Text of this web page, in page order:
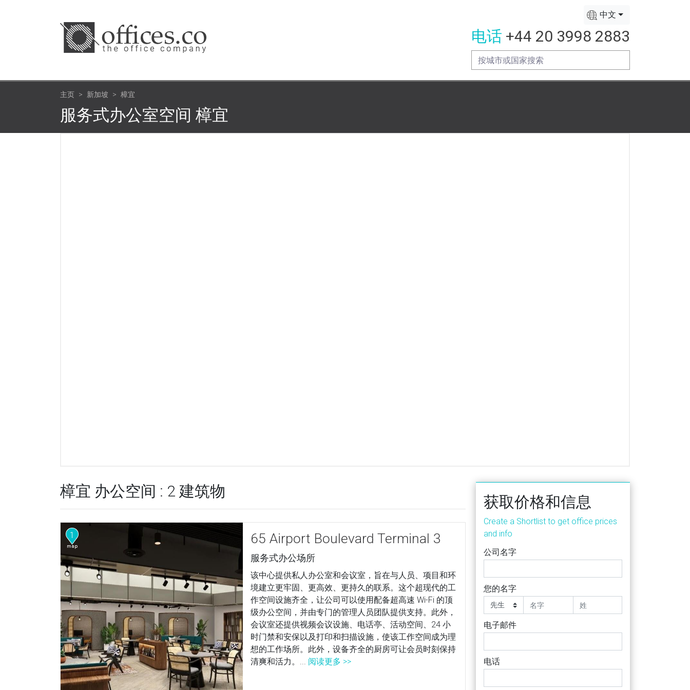
中文
电话 +44 20 3998 2883
主页 新加坡 樟宜
服务式办公室空间 樟宜
樟宜 办公空间 : 2 建筑物
1 65 Airport Boulevard Terminal 3
服务式办公场所
该中心提供私人办公室和会议室，旨在与人员、项目和环
境建立更牢固、更高效、更持久的联系。这个超现代的工
作空间设施齐全，让公司可以使用配备超高速 Wi-Fi 的顶
级办公空间，并由专门的管理人员团队提供支持。此外，
会议室还提供视频会议设施、电话亭、活动空间、24 小
时门禁和安保以及打印和扫描设施，使该工作空间成为理
想的工作场所。此外，设备齐全的厨房可让会员时刻保持
清爽和活力。... 阅读更多 >>
获取价格和信息
Create a Shortlist to get office prices
and info
公司名字
您的名字
电子邮件
电话